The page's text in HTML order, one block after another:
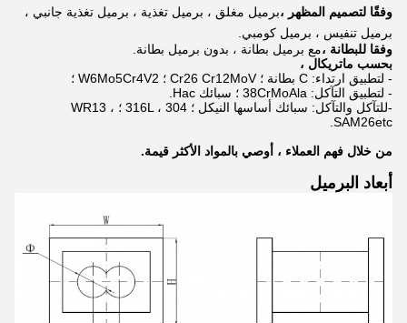
وفقًا لتصميم المظهر ،برميل مغلق ، برميل تغذية ، برميل تغذية جانبي ،
برميل تنفيس ، برميل كومبي.
وفقا للبطانة ،مع برميل بطانة ، بدون برميل بطانة.
بحسب ماتريكال ،
- لتطبيق ارتداء: C بطانة ؛ Cr26 Cr12MoV ؛ W6Mo5Cr4V2 ؛
- لتطبيق التآكل: 38CrMoAla ؛ سبائك Hac.
-للتآكل والتآكل: سبائك أساسها النيكل ؛ 316L ، 304 ؛ WR13 ،
SAM26etc.
من خلال فهم العملاء ، أوصي بالمواد الأكثر قيمة.
أبعاد البرميل